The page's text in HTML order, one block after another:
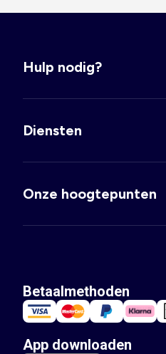
Hulp nodig?
Diensten
Onze hoogtepunten
Betaalmethoden
App downloaden